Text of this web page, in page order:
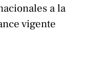
a la
vigente